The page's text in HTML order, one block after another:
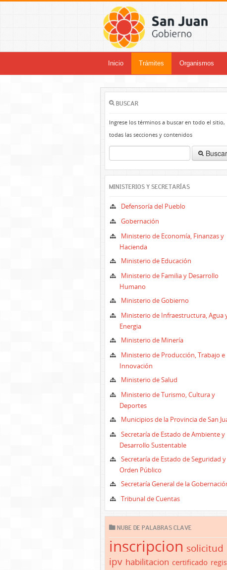
Inicio Trámites Organismos
BUSCAR
Ingrese los términos a buscar en todo el sitio,
todas las secciones y contenidos
Buscar
MINISTERIOS Y SECRETARÍAS
Defensoría del Pueblo
Gobernación
Ministerio de Economía, Finanzas y
Hacienda
Ministerio de Educación
Ministerio de Familia y Desarrollo
Humano
Ministerio de Gobierno
Ministerio de Infraestructura, Agua
Energia
Ministerio de Minería
Ministerio de Producción, Trabajo e
Innovación
Ministerio de Salud
Ministerio de Turismo, Cultura y
Deportes
Municipios de la Provincia de San
Secretaría de Estado de Ambiente y
Desarrollo Sustentable
Secretaría de Estado de Seguridad y
Orden Público
Secretaría General de la
Tribunal de Cuentas
NUBE DE PALABRAS CLAVE
inscripcion solicitud
ipv habilitacion certificado